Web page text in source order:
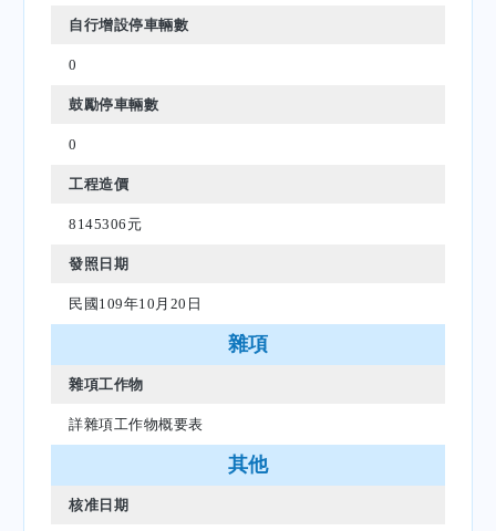
自行增設停車輛數
0
鼓勵停車輛數
0
工程造價
8145306元
發照日期
民國109年10月20日
雜項
雜項工作物
詳雜項工作物概要表
其他
核准日期